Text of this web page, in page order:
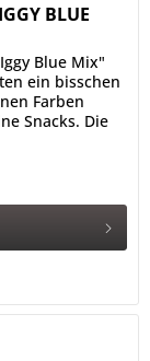
BLUE
Blue Mix"
ein bisschen
Farben
Snacks. Die